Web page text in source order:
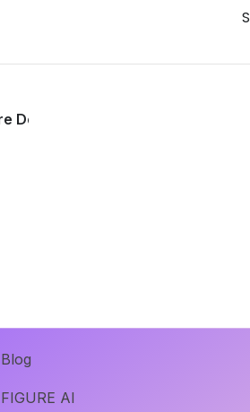
De Personnalisation Avancée
Blog
FIGURE AI